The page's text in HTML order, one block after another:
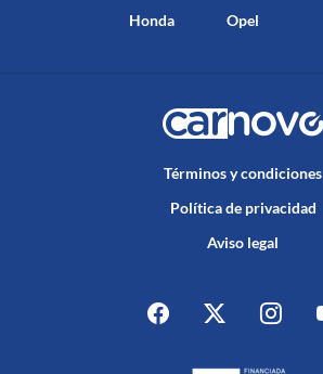
Honda
Opel
Términos y condiciones
Política de privacidad
Aviso legal